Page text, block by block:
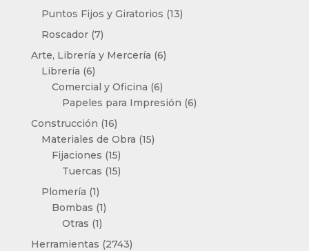
productos
Puntos Fijos y Giratorios 1313
Roscador 77
productos
Arte, Librería y Mercería 66
Librería 66
productos
Comercial y Oficina 66
productos
Papeles para Impresión 66
Construcción 1616
productos
Materiales de Obra 1515
Fijaciones 1515
productos
Tuercas 1515
Plomería 11
producto
Bombas 11
Otras 11
producto
Herramientas 27432743